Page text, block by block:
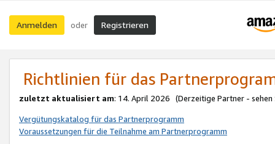
Anmelden oder Registrieren
Richtlinien für das
zuletzt aktualisiert am: 14. April 2026 (Derzeitige Partner - sehen
Vergütungskatalog für das Partnerprogramm
Voraussetzungen für die Teilnahme am Partnerprogramm